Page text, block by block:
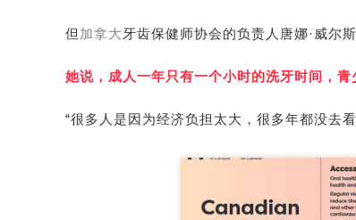
但 加拿大 牙齿保健师协会的负责人唐娜·威尔
她说，成人一年只有一个小时的洗牙时间，青
“很多人是因为经济负担太大，很多年都没去